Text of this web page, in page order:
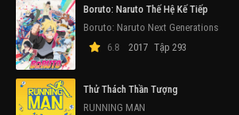
Boruto: Naruto Thế Hệ Kế Tiếp
Boruto: Naruto Next Generations
6.8
2017 Tập 293
Thử Thách Thần Tượng
RUNNING MAN